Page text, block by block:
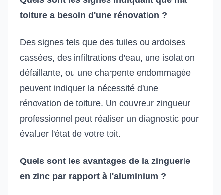
toiture a besoin d'une rénovation ?
Des signes tels que des tuiles ou ardoises
cassées, des infiltrations d'eau, une isolation
défaillante, ou une charpente endommagée
peuvent indiquer la nécessité d'une
rénovation de toiture. Un couvreur zingueur
professionnel peut réaliser un diagnostic pour
évaluer l'état de votre toit.
Quels sont les avantages de la zinguerie
en zinc par rapport à l'aluminium ?